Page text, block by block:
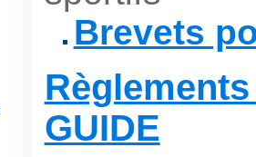
Brevets
GUIDE